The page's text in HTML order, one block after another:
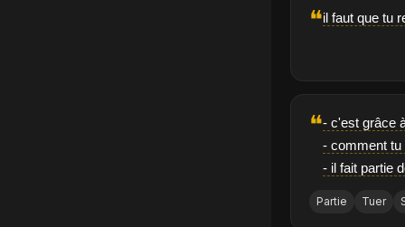
❝il faut que tu
❝- c'est grâce
- comment tu
- il fait partie
Partie Tuer